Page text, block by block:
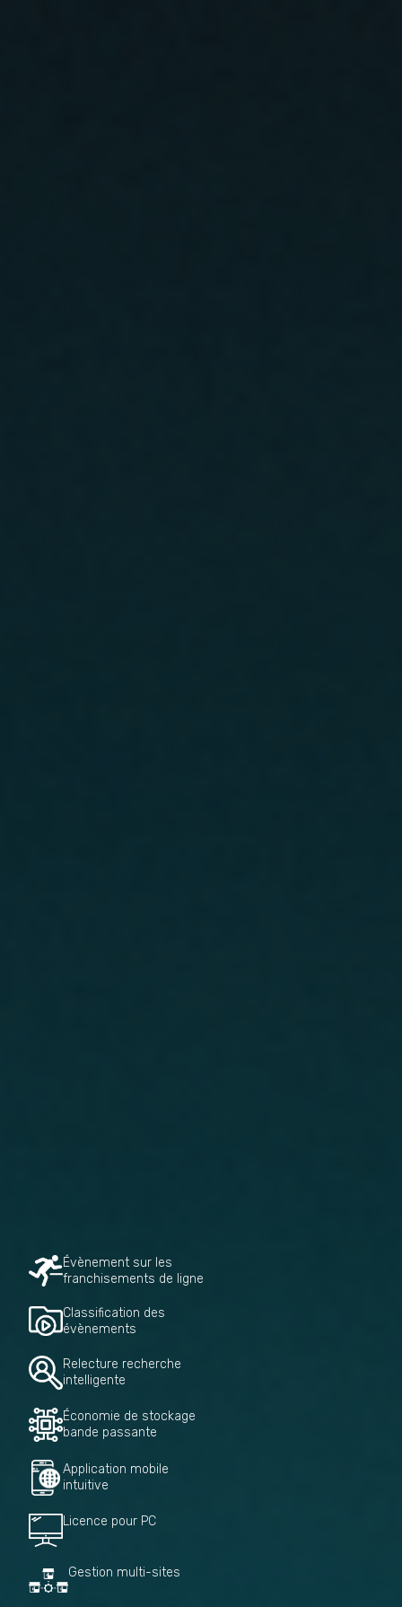
Évènement sur les
franchisements de ligne
Classification des
évènements
Relecture recherche
intelligente
Économie de stockage
bande passante
Application mobile
intuitive
Licence pour PC
Gestion multi-sites